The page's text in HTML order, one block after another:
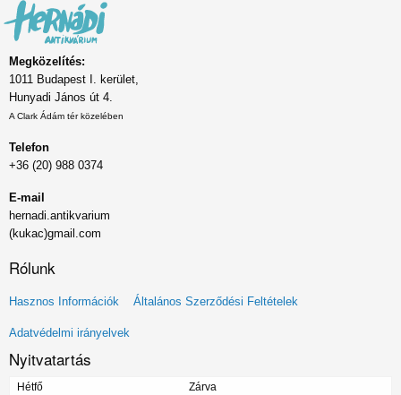
Megközelítés:
1011 Budapest I. kerület,
Hunyadi János út 4.
A Clark Ádám tér közelében
Telefon
+36 (20) 988 0374
E-mail
hernadi.antikvarium
(kukac)gmail.com
Rólunk
Lábléc
menü
Hasznos Információk Általános Szerződési Feltételek
Adatvédelmi irányelvek
Nyitvatartás
Hétfő
Zárva